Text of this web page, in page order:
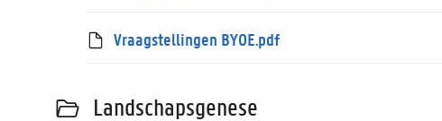
Vraagstellingen BYOE.pdf
Landschapsgenese